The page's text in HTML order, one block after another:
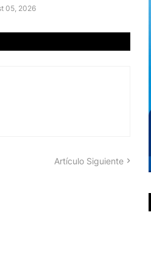
05, 2026
Artículo Siguiente